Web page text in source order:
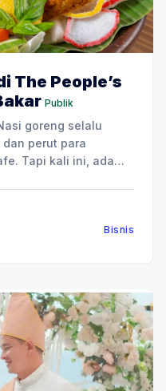
The People’s
Publik
goreng selalu
perut para
ada
Bisnis